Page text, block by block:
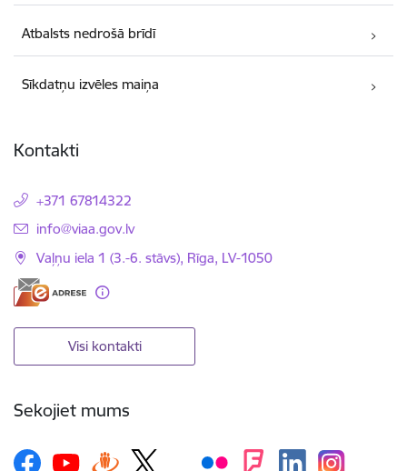
Atbalsts nedrošā brīdī
Sīkdatņu izvēles maiņa
Kontakti
+371 67814322
E-pasts:
info@viaa.gov.lv
Vaļņu iela 1 (3.-6. stāvs), Rīga, LV-1050
Visi kontakti
Sekojiet mums